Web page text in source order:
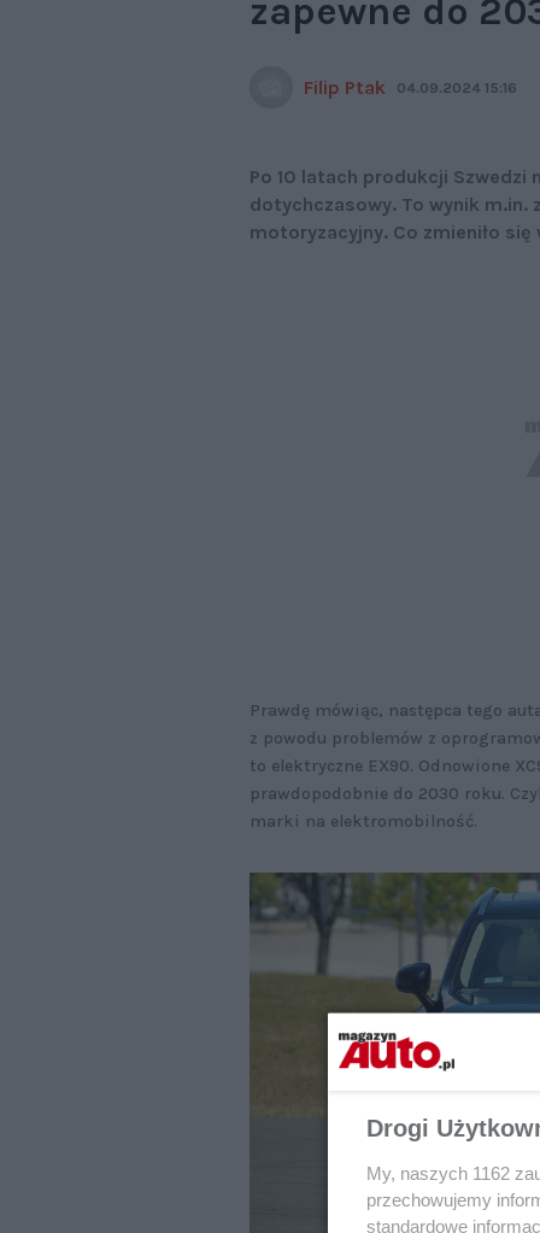
zapewne do
Filip Ptak 04.09.2024 15:16
Po 10 latach produkcji
dotychczasowy. To wynik
motoryzacyjny. Co zmieniło
Prawdę mówiąc, następca tego
z powodu problemów z
to elektryczne EX90. Odnowione
prawdopodobnie do 2030 roku.
marki na elektromobilność.
Drogi
My, naszych 1162
przechowujemy
standardowe